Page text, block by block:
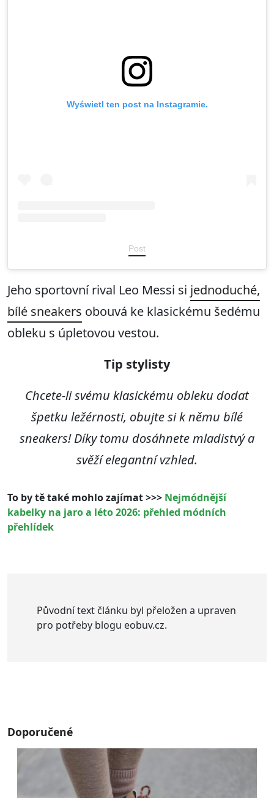
Wyświetl ten post na Instagramie.
Post
Jeho sportovní rival Leo Messi si jednoduché,
bílé sneakers obouvá ke klasickému šedému
obleku s úpletovou vestou.
Tip stylisty
Chcete-li svému klasickému obleku dodat
špetku ležérnosti, obujte si k němu bílé
sneakers! Díky tomu dosáhnete mladistvý a
svěží elegantní vzhled.
To by tě také mohlo zajímat >>> Nejmódnější
kabelky na jaro a léto 2026: přehled módních
přehlídek
Původní text článku byl přeložen a upraven
pro potřeby blogu eobuv.cz.
Doporučené